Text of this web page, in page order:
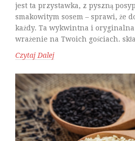
jest ta przystawka, z pyszną
smakowitym sosem – sprawi, że
każdy. Ta wykwintna i
wrażenie na Twoich gościach.
Czytaj Dalej